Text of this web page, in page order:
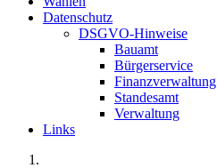
Datenschutz
DSGVO-Hinweise
Bauamt
Bürgerservice
Finanzverwaltung
Standesamt
Verwaltung
Links